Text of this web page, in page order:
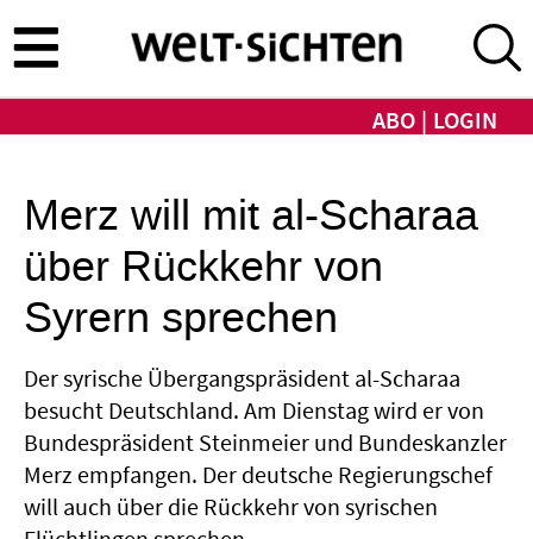
zum
Inhalt
ABO LOGIN
Merz will mit al-Scharaa
über Rückkehr von
Syrern sprechen
Der syrische Übergangspräsident al-Scharaa
besucht Deutschland. Am Dienstag wird er von
Bundespräsident Steinmeier und Bundeskanzler
Merz empfangen. Der deutsche Regierungschef
will auch über die Rückkehr von syrischen